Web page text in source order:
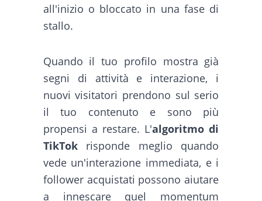
all'inizio o bloccato in una fase di
stallo.
Quando il tuo profilo mostra già
segni di attività e interazione, i
nuovi visitatori prendono sul serio
il tuo contenuto e sono più
propensi a restare. L'algoritmo di
TikTokrisponde meglio quando
vede un'interazione immediata, e i
follower acquistati possono aiutare
a innescare quel momentum